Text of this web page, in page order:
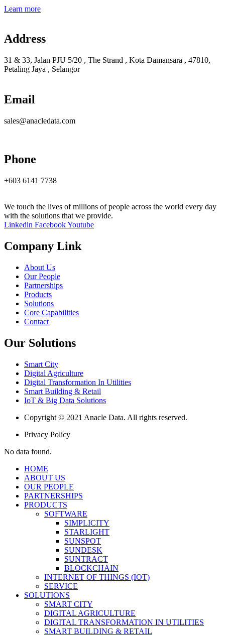
Learn more
Address
31 & 33, Jalan PJU 5/20 , The Strand , Kota Damansara , 47810,
Petaling Jaya , Selangor
Email
sales@anacledata.com
Phone
+603 6141 7738
We touch the lives of millions of people across the world every day
with the solutions that we provide.
Linkedin FacebookYoutube
Company Link
About Us
Our People
Partnerships
Products
Solutions
Core Capabilities
Contact
Our Solutions
Smart City
Digital Agriculture
Digital Transformation In Utilities
Smart Building & Retail
IoT & Big Data Solutions
Copyright © 2021 Anacle Data. All rights reserved.
Privacy Policy
No data found.
HOME
ABOUT US
OUR PEOPLE
PARTNERSHIPS
PRODUCTS
SOFTWARE
SIMPLICITY
STARLIGHT
SUNSPOT
SUNDESK
SUNTRACT
BLOCKCHAIN
INTERNET OF THINGS (IOT)
SERVICE
SOLUTIONS
SMART CITY
DIGITAL AGRICULTURE
DIGITAL TRANSFORMATION IN UTILITIES
SMART BUILDING & RETAIL